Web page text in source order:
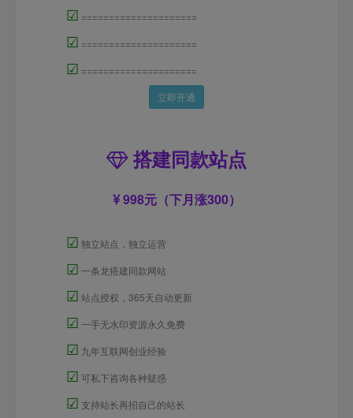
☑ =====================
☑ =====================
☑ =====================
立即开通
搭建同款站点
998元（下月涨300）
☑ 独立站点，独立运营
☑ 一条龙搭建同款网站
☑ 站点授权，365天自动更新
☑ 一手无水印资源永久免费
☑ 九年互联网创业经验
☑ 可私下咨询各种疑惑
☑ 支持站长再招自己的站长